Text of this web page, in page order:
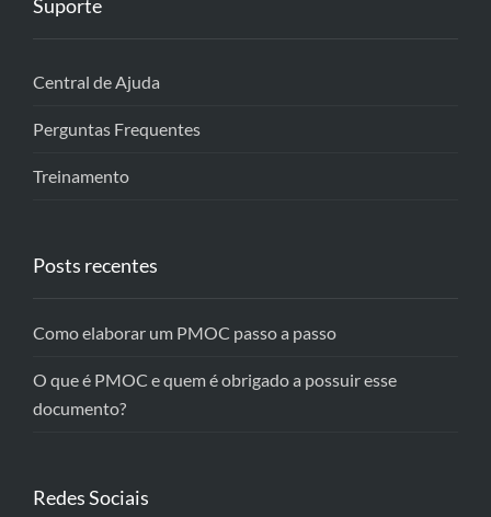
Suporte
Central de Ajuda
Perguntas Frequentes
Treinamento
Posts recentes
Como elaborar um PMOC passo a passo
O que é PMOC e quem é obrigado a possuir esse
documento?
Redes Sociais